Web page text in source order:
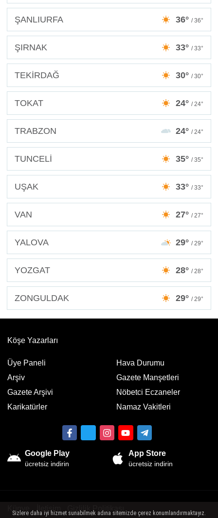
ŞANLIURFA 36° / 36°
ŞIRNAK 33° / 33°
TEKİRDAĞ 30° / 30°
TOKAT 24° / 24°
TRABZON 24° / 24°
TUNCELİ 35° / 35°
UŞAK 33° / 33°
VAN 27° / 27°
YALOVA 29° / 29°
YOZGAT 28° / 28°
ZONGULDAK 29° / 29°
Köşe Yazarları
Üye Paneli
Arşiv
Gazete Arşivi
Karikatürler
Hava Durumu
Gazete Manşetleri
Nöbetci Eczaneler
Namaz Vakitleri
Google Play
ücretsiz indirin
App Store
ücretsiz indirin
Künye İletişim Gizlilik Politikası
Sizlere daha iyi hizmet sunabilmek adına sitemizde çerez konumlandırmaktayız.